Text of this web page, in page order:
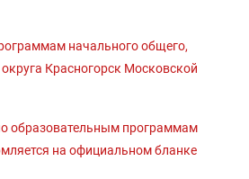
начального общего,
Красногорск Московской
образовательным программам
на официальном бланке